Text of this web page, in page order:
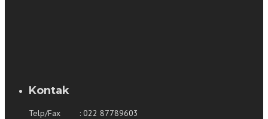
Kontak
Telp/Fax : 022 87789603